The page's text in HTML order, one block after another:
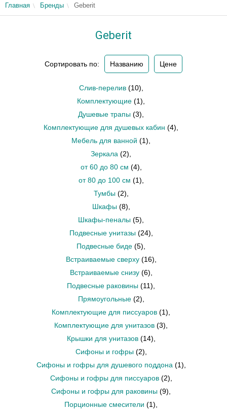
Главная Бренды Geberit
Geberit
Сортировать по: Названию Цене
Слив-перелив (10)
Комплектующие (1)
Душевые трапы (3)
Комплектующие для душевых кабин (4)
Мебель для ванной (1)
Зеркала (2)
от 60 до 80 см (4)
от 80 до 100 см (1)
Тумбы (2)
Шкафы (8)
Шкафы-пеналы (5)
Подвесные унитазы (24)
Подвесные биде (5)
Встраиваемые сверху (16)
Встраиваемые снизу (6)
Подвесные раковины (11)
Прямоугольные (2)
Комплектующие для писсуаров (1)
Комплектующие для унитазов (3)
Крышки для унитазов (14)
Сифоны и гофры (2)
Сифоны и гофры для душевого поддона (1)
Сифоны и гофры для писсуаров (2)
Сифоны и гофры для раковины (9)
Порционные смесители (1)